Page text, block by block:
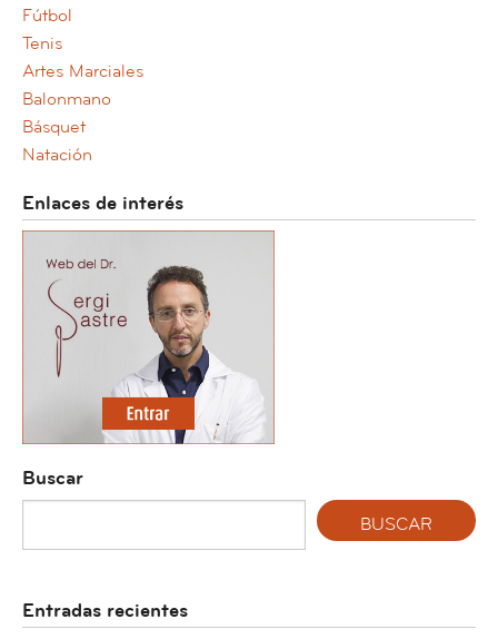
Fútbol
Tenis
Artes Marciales
Balonmano
Básquet
Natación
Enlaces de interés
Buscar
Entradas recientes